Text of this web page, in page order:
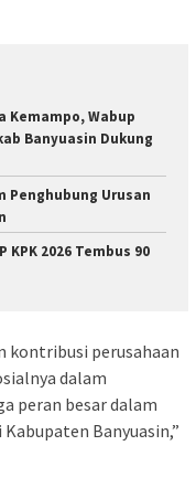
Kemampo, Wabup
Banyuasin Dukung
Penghubung Urusan
2026 Tembus 90
kontribusi perusahaan
dalam
peran besar dalam
Banyuasin,”